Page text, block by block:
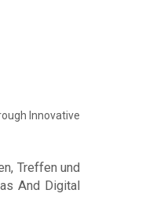
Innovative
Treffen und
And Digital